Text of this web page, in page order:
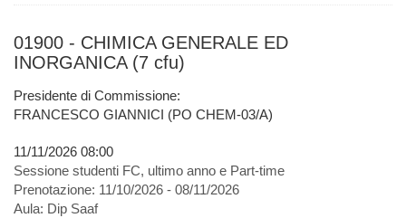
01900 - CHIMICA GENERALE ED
INORGANICA (7 cfu)
Presidente di Commissione:
FRANCESCO GIANNICI (PO CHEM-03/A)
11/11/2026 08:00
Sessione studenti FC, ultimo anno e Part-time
Prenotazione: 11/10/2026 - 08/11/2026
Aula: Dip Saaf